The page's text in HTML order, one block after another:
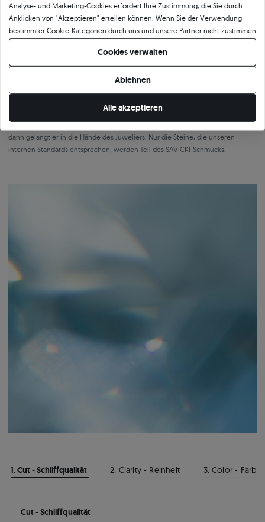
SAVICKI 5C ist mehr als der
Branchenstandard.
Echte Qualität beginnt mit der Verantwortung für jedes Detail. Für uns endet
der Frieden nicht mit einem Zertifikat. Kontrolle bedeutet bewusste Auswahl
der Diamanten, mehrschichtige Qualitätskontrolle und Verantwortung für
jedes Detail, bevor der Stein in den Ring eingefasst wird.
Jeder Diamant wird mehrmals überprüft, sowohl hinsichtlich der Parameter als
auch der Proportionen und der Ästhetik in einer bestimmten Fassung. Erst
dann gelangt er in die Hände des Juweliers. Nur die Steine, die unseren
internen Standards entsprechen, werden Teil des SAVICKI-Schmucks.
1. Cut - Schliffqualität 2. Clarity - Reinheit 3. Color - Farbe
Cut - Schliffqualität
Analyse- und Marketing-Cookies erfordert Ihre Zustimmung, die Sie durch
Anklicken von "Akzeptieren" erteilen können. Wenn Sie der Verwendung
bestimmter Cookie-Kategorien durch uns und unsere Partner nicht zustimmen
möchten, klicken Sie auf "Lassen Sie mich wählen" und bestimmen Sie Ihre
Präferenzen. Sie können Ihre Zustimmung jederzeit widerrufen, indem Sie
Ihre Cookie-Einstellungen ändern.
Cookies verwalten
Ablehnen
Alle akzeptieren